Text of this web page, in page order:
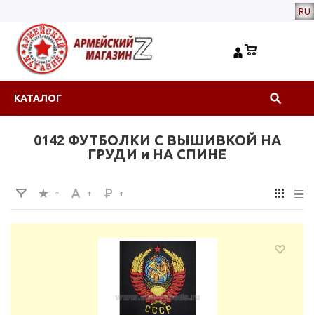
RU
КАТАЛОГ
0142 ФУТБОЛКИ С ВЫШИВКОЙ НА
ГРУДИ и НА СПИНЕ